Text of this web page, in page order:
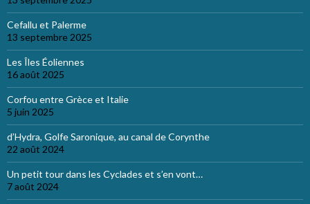
Cefallu et Palerme
13 septembre 2025
Les Îles Éoliennes
16 août 2025
Corfou entre Grèce et Italie
5 juin 2025
d’Hydra, Golfe Saronique, au canal de Corynthe
22 août 2024
Un petit tour dans les Cyclades et s’en vont…
7 août 2024